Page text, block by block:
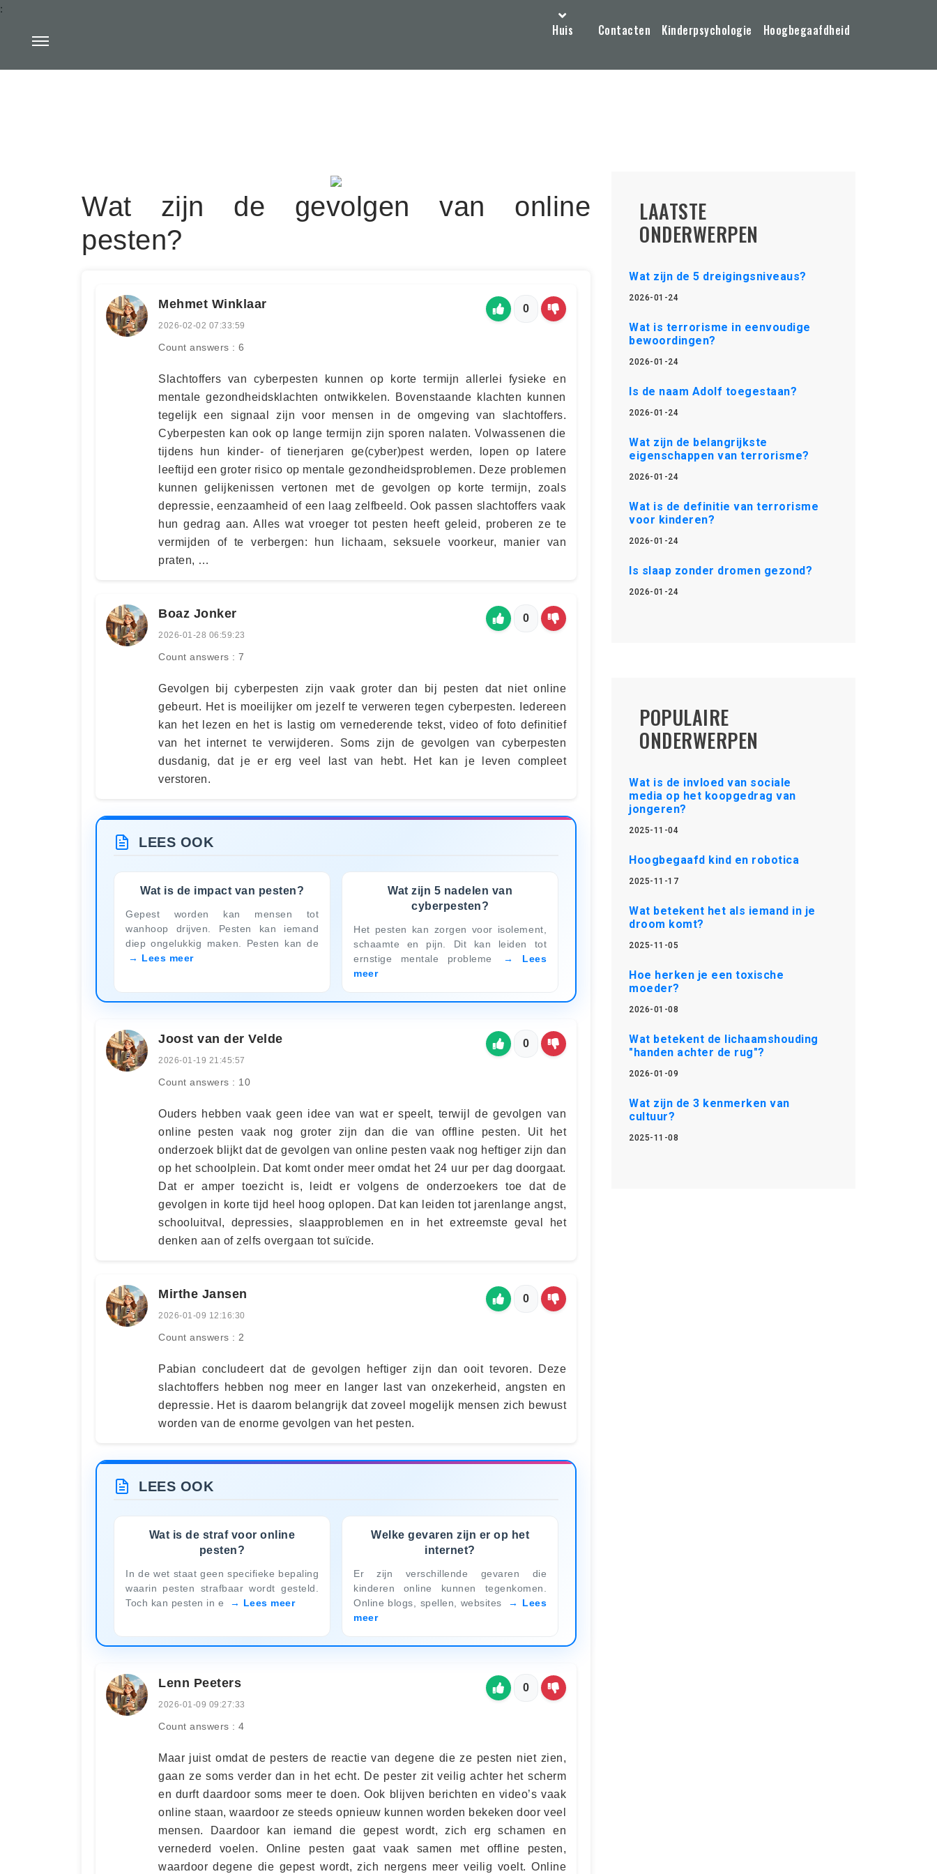
Huis Contacten Kinderpsychologie Hoogbegaafdheid
:
Wat zijn de gevolgen van online
pesten?
Mehmet Winklaar
2026-02-02 07:33:59
Count answers : 6
0
Slachtoffers van cyberpesten kunnen op korte termijn allerlei fysieke en
mentale gezondheidsklachten ontwikkelen. Bovenstaande klachten kunnen
tegelijk een signaal zijn voor mensen in de omgeving van slachtoffers.
Cyberpesten kan ook op lange termijn zijn sporen nalaten. Volwassenen die
tijdens hun kinder- of tienerjaren ge(cyber)pest werden, lopen op latere
leeftijd een groter risico op mentale gezondheidsproblemen. Deze problemen
kunnen gelijkenissen vertonen met de gevolgen op korte termijn, zoals
depressie, eenzaamheid of een laag zelfbeeld. Ook passen slachtoffers vaak
hun gedrag aan. Alles wat vroeger tot pesten heeft geleid, proberen ze te
vermijden of te verbergen: hun lichaam, seksuele voorkeur, manier van
praten, …
Boaz Jonker
2026-01-28 06:59:23
Count answers : 7
0
Gevolgen bij cyberpesten zijn vaak groter dan bij pesten dat niet online
gebeurt. Het is moeilijker om jezelf te verweren tegen cyberpesten. Iedereen
kan het lezen en het is lastig om vernederende tekst, video of foto definitief
van het internet te verwijderen. Soms zijn de gevolgen van cyberpesten
dusdanig, dat je er erg veel last van hebt. Het kan je leven compleet
verstoren.
LEES OOK
Wat is de impact van pesten?
Gepest worden kan mensen tot
wanhoop drijven. Pesten kan iemand
diep ongelukkig maken. Pesten kan de
Lees meer
Wat zijn 5 nadelen van
cyberpesten?
Het pesten kan zorgen voor isolement,
schaamte en pijn. Dit kan leiden tot
ernstige mentale probleme
Lees
meer
Joost van der Velde
2026-01-19 21:45:57
Count answers : 10
0
Ouders hebben vaak geen idee van wat er speelt, terwijl de gevolgen van
online pesten vaak nog groter zijn dan die van offline pesten. Uit het
onderzoek blijkt dat de gevolgen van online pesten vaak nog heftiger zijn dan
op het schoolplein. Dat komt onder meer omdat het 24 uur per dag doorgaat.
Dat er amper toezicht is, leidt er volgens de onderzoekers toe dat de
gevolgen in korte tijd heel hoog oplopen. Dat kan leiden tot jarenlange angst,
schooluitval, depressies, slaapproblemen en in het extreemste geval het
denken aan of zelfs overgaan tot suïcide.
Mirthe Jansen
2026-01-09 12:16:30
Count answers : 2
0
Pabian concludeert dat de gevolgen heftiger zijn dan ooit tevoren. Deze
slachtoffers hebben nog meer en langer last van onzekerheid, angsten en
depressie. Het is daarom belangrijk dat zoveel mogelijk mensen zich bewust
worden van de enorme gevolgen van het pesten.
LEES OOK
Wat is de straf voor online
pesten?
In de wet staat geen specifieke bepaling
waarin pesten strafbaar wordt gesteld.
Toch kan pesten in e
Lees meer
Welke gevaren zijn er op het
internet?
Er zijn verschillende gevaren die
kinderen online kunnen tegenkomen.
Online blogs, spellen, websites
Lees
meer
Lenn Peeters
2026-01-09 09:27:33
Count answers : 4
0
Maar juist omdat de pesters de reactie van degene die ze pesten niet zien,
gaan ze soms verder dan in het echt. De pester zit veilig achter het scherm
en durft daardoor soms meer te doen. Ook blijven berichten en video’s vaak
online staan, waardoor ze steeds opnieuw kunnen worden bekeken door veel
mensen. Daardoor kan iemand die gepest wordt, zich erg schamen en
vernederd voelen. Online pesten gaat vaak samen met offline pesten,
waardoor degene die gepest wordt, zich nergens meer veilig voelt. Online
LAATSTE
ONDERWERPEN
Wat zijn de 5 dreigingsniveaus?
2026-01-24
Wat is terrorisme in eenvoudige
bewoordingen?
2026-01-24
Is de naam Adolf toegestaan?
2026-01-24
Wat zijn de belangrijkste
eigenschappen van terrorisme?
2026-01-24
Wat is de definitie van terrorisme
voor kinderen?
2026-01-24
Is slaap zonder dromen gezond?
2026-01-24
POPULAIRE
ONDERWERPEN
Wat is de invloed van sociale
media op het koopgedrag van
jongeren?
2025-11-04
Hoogbegaafd kind en robotica
2025-11-17
Wat betekent het als iemand in je
droom komt?
2025-11-05
Hoe herken je een toxische
moeder?
2026-01-08
Wat betekent de lichaamshouding
"handen achter de rug"?
2026-01-09
Wat zijn de 3 kenmerken van
cultuur?
2025-11-08